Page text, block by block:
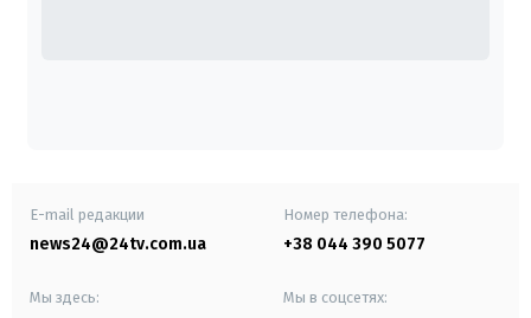
E-mail редакции
news24@24tv.com.ua
Номер телефона:
+38 044 390 5077
Мы здесь: Мы в соцсетях: